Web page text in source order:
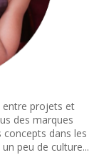
entre projets et
des marques
dans les
peu de culture...